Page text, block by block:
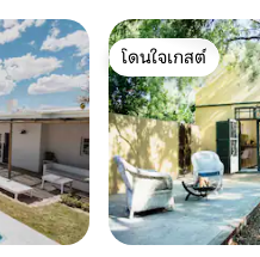
โดนใจเกสต์
โดนใจเกสต์